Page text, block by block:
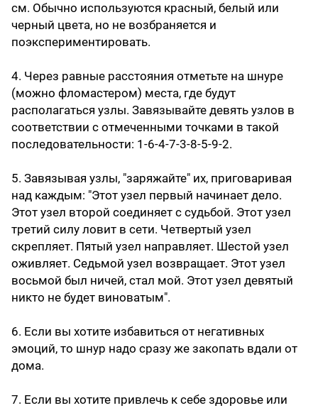
см. Обычно используются красный, белый или
черный цвета, но не возбраняется и
поэкспериментировать.
4. Через равные расстояния отметьте на шнуре
(можно фломастером) места, где будут
располагаться узлы. Завязывайте девять узлов в
соответствии с отмеченными точками в такой
последовательности: 1-6-4-7-3-8-5-9-2.
5. Завязывая узлы, "заряжайте" их, приговаривая
над каждым: "Этот узел первый начинает дело.
Этот узел второй соединяет с судьбой. Этот узел
третий силу ловит в сети. Четвертый узел
скрепляет. Пятый узел направляет. Шестой узел
оживляет. Седьмой узел возвращает. Этот узел
восьмой был ничей, стал мой. Этот узел девятый
никто не будет виноватым".
6. Если вы хотите избавиться от негативных
эмоций, то шнур надо сразу же закопать вдали от
дома.
7. Если вы хотите привлечь к себе здоровье или